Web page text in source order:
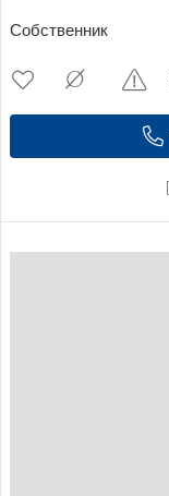
Собственник